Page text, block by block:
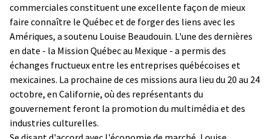
commerciales constituent une excellente façon de mieux
faire connaître le Québec et de forger des liens avec les
Amériques, a soutenu Louise Beaudouin. L'une des dernières
en date - la Mission Québec au Mexique - a permis des
échanges fructueux entre les entreprises québécoises et
mexicaines. La prochaine de ces missions aura lieu du 20 au 24
octobre, en Californie, où des représentants du
gouvernement feront la promotion du multimédia et des
industries culturelles.